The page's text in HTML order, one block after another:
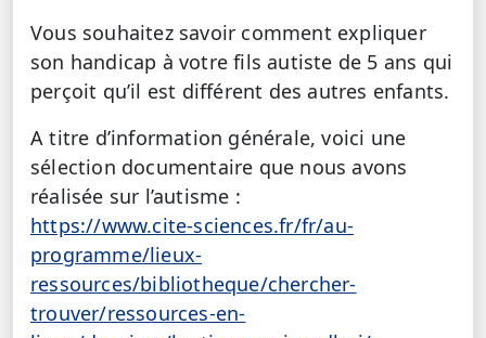
Vous souhaitez savoir comment expliquer
son handicap à votre fils autiste de 5 ans qui
perçoit qu’il est différent des autres enfants.
A titre d’information générale, voici une
sélection documentaire que nous avons
réalisée sur l’autisme :
https://www.cite-sciences.fr/fr/au-
programme/lieux-
ressources/bibliotheque/chercher-
trouver/ressources-en-